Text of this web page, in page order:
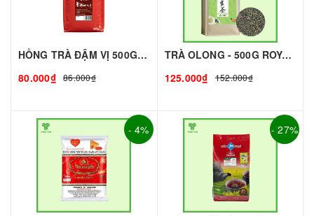
HỒNG TRÀ ĐẬM VỊ 500G - ROYAL I NGUYÊN LIỆU PHA CHẾ - TOBEE FOOD
80.000₫ 86.000₫
TRÀ OLONG - 500G ROYAL I NGUYÊN LIỆU PHA CHẾ - TOBEE FOOD
125.000₫
152.000₫
- 4% - 27%